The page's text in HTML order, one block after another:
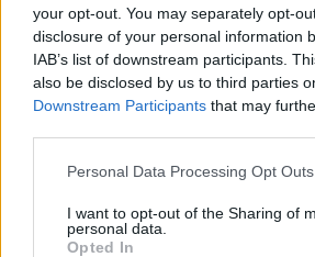
your opt-out. You may separately opt-
disclosure of your personal information
IAB’s list of downstream participants.
also be disclosed by us to third parties
Downstream Participants that may
Personal Data Processing Opt Outs
I want to opt-out of the Sharing of
personal data.
Opted In
Commenti
Accedioregistratiper
articolo.
L'email è richiesta ma non verrà mostrata ai
commento esprime il pensiero dell'autore e non
commenti non sono testi giornalistici, ma post
che includano uno o più link a siti esterni verranno